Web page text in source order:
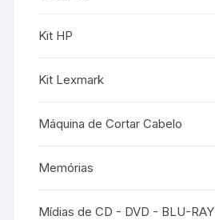
Kit HP
Kit Lexmark
Máquina de Cortar Cabelo
Memórias
Mídias de CD - DVD - BLU-RAY